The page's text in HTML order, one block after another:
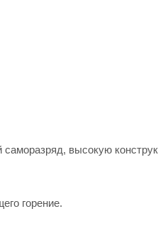
высокую
горение.